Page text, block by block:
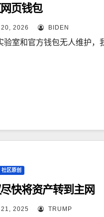
页钱包
2026 BIDEN
验室和官方钱包无人维护，
社区原创
快将资产转到主网
21, 2025 TRUMP